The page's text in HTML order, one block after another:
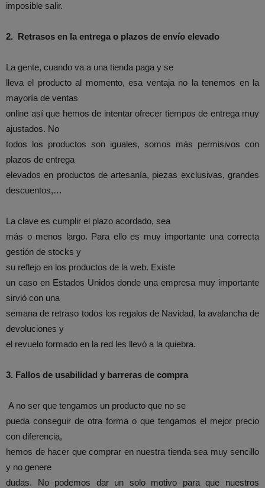
imposible salir.
2. Retrasos en la entrega o plazos de envío elevado
La gente, cuando va a una tienda paga y se
lleva el producto al momento, esa ventaja no la tenemos en la
mayoría de ventas
online así que hemos de intentar ofrecer tiempos de entrega muy
ajustados. No
todos los productos son iguales, somos más permisivos con
plazos de entrega
elevados en productos de artesanía, piezas exclusivas, grandes
descuentos,…
La clave es cumplir el plazo acordado, sea
más o menos largo. Para ello es muy importante una correcta
gestión de stocks y
su reflejo en los productos de la web. Existe
un caso en Estados Unidos donde una empresa muy importante
sirvió con una
semana de retraso todos los regalos de Navidad, la avalancha de
devoluciones y
el revuelo formado en la red les llevó a la quiebra.
3. Fallos de usabilidad y barreras de compra
A no ser que tengamos un producto que no se
pueda conseguir de otra forma o que tengamos el mejor precio
con diferencia,
hemos de hacer que comprar en nuestra tienda sea muy sencillo
y no genere
dudas. No podemos dar un solo motivo para que nuestros